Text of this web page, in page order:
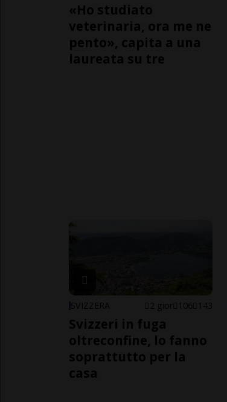
«Ho studiato
veterinaria, ora me ne
pento», capita a una
laureata su tre
SVIZZERA 2 gior 106 143
Svizzeri in fuga
oltreconfine, lo fanno
soprattutto per la
casa